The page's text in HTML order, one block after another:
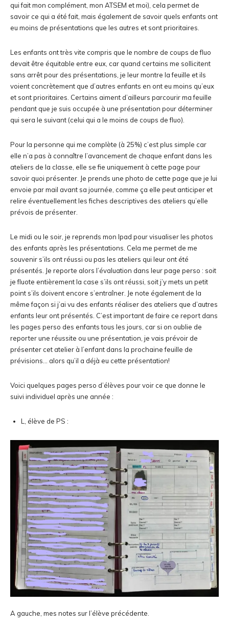
qui fait mon complément, mon ATSEM et moi), cela permet de
savoir ce qui a été fait, mais également de savoir quels enfants ont
eu moins de présentations que les autres et sont prioritaires.
Les enfants ont très vite compris que le nombre de coups de fluo
devait être équitable entre eux, car quand certains me sollicitent
sans arrêt pour des présentations, je leur montre la feuille et ils
voient concrètement que d’autres enfants en ont eu moins qu’eux
et sont prioritaires. Certains aiment d’ailleurs parcourir ma feuille
pendant que je suis occupée à une présentation pour déterminer
qui sera le suivant (celui qui a le moins de coups de fluo).
Pour la personne qui me complète (à 25%) c’est plus simple car
elle n’a pas à connaître l’avancement de chaque enfant dans les
ateliers de la classe, elle se fie uniquement à cette page pour
savoir quoi présenter. Je prends une photo de cette page que je lui
envoie par mail avant sa journée, comme ça elle peut anticiper et
relire éventuellement les fiches descriptives des ateliers qu’elle
prévois de présenter.
Le midi ou le soir, je reprends mon Ipad pour visualiser les photos
des enfants après les présentations. Cela me permet de me
souvenir s’ils ont réussi ou pas les ateliers qui leur ont été
présentés. Je reporte alors l’évaluation dans leur page perso : soit
je fluote entièrement la case s’ils ont réussi, soit j’y mets un petit
point s’ils doivent encore s’entraîner. Je note également de la
même façon si j’ai vu des enfants réaliser des ateliers que d’autres
enfants leur ont présentés. C’est important de faire ce report dans
les pages perso des enfants tous les jours, car si on oublie de
reporter une réussite ou une présentation, je vais prévoir de
présenter cet atelier à l’enfant dans la prochaine feuille de
prévisions… alors qu’il a déjà eu cette présentation!
Voici quelques pages perso d’élèves pour voir ce que donne le
suivi individuel après une année :
L, élève de PS :
A gauche, mes notes sur l’élève précédente.